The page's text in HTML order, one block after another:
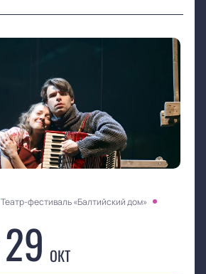
Театр-фестиваль «Балтийский дом»
29 ОКТ